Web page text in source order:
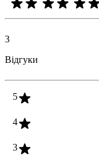
3
Відгуки
5
4
3